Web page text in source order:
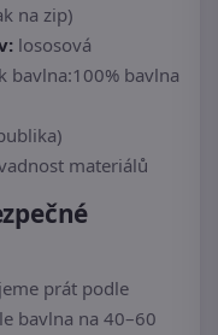
na zip)
lososová
bavlna:100% bavlna
materiálů
prát podle
bavlna na 40–60